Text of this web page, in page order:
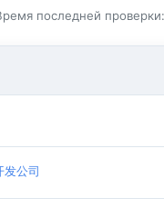
последней
发公司